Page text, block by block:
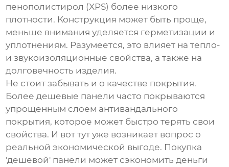
пенополистирол (XPS) более низкого
плотности. Конструкция может быть проще,
меньше внимания уделяется герметизации и
уплотнениям. Разумеется, это влияет на тепло-
и звукоизоляционные свойства, а также на
долговечность изделия.
Не стоит забывать и о качестве покрытия.
Более дешевые панели часто покрываются
упрощенным слоем антивандального
покрытия, которое может быстро терять свои
свойства. И вот тут уже возникает вопрос о
реальной экономической выгоде. Покупка
'дешевой' панели может сэкономить деньги